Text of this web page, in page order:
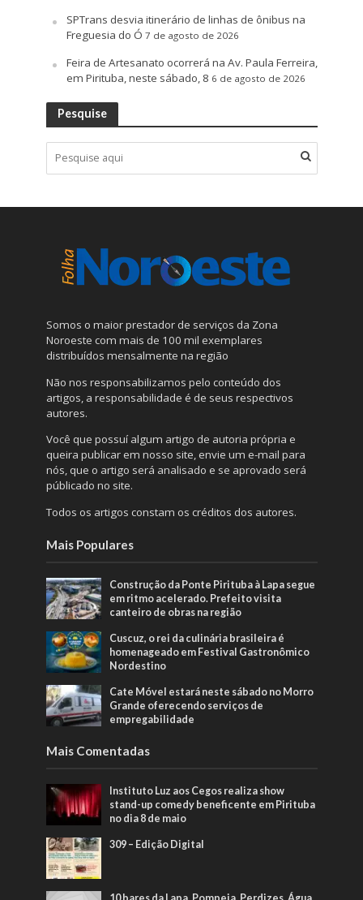
SPTrans desvia itinerário de linhas de ônibus na
Freguesia do Ó 7 de agosto de 2026
Feira de Artesanato ocorrerá na Av. Paula Ferreira,
em Pirituba, neste sábado, 8 6 de agosto de 2026
Pesquise
Somos o maior prestador de serviços da Zona
Noroeste com mais de 100 mil exemplares
distribuídos mensalmente na região
Não nos responsabilizamos pelo conteúdo dos
artigos, a responsabilidade é de seus respectivos
autores.
Você que possuí algum artigo de autoria própria e
queira publicar em nosso site, envie um e-mail para
nós, que o artigo será analisado e se aprovado será
públicado no site.
Todos os artigos constam os créditos dos autores.
Mais Populares
Construção da Ponte Pirituba à Lapa segue
em ritmo acelerado. Prefeito visita
canteiro de obras na região
Cuscuz, o rei da culinária brasileira é
homenageado em Festival Gastronômico
Nordestino
Cate Móvel estará neste sábado no Morro
Grande oferecendo serviços de
empregabilidade
Mais Comentadas
Instituto Luz aos Cegos realiza show
stand-up comedy beneficente em Pirituba
no dia 8 de maio
309 – Edição Digital